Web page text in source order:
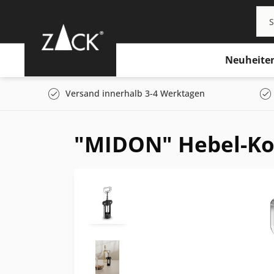
Versand innerhalb 3-4 Werktagen
"MIDON" Hebel-